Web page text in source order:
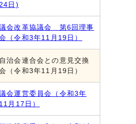
24日)
会改革協議会 第6回理事
（令和3年11月19日）
自治会連合会との意見交換
（令和3年11月19日）
会運営委員会（令和3年
11月17日）